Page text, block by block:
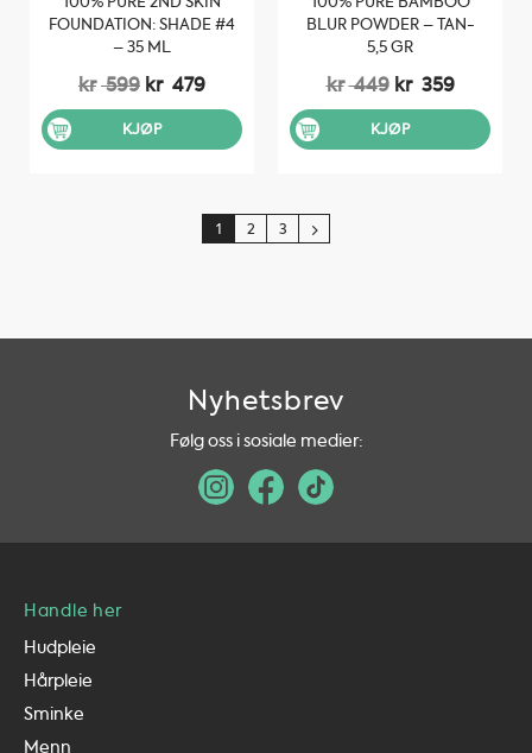
FOUNDATION: SHADE #4
– 35 ML
kr599 Opprinnelig
pris
var:
kr 599.
kr 479Nåværende
pris
kr 479.
KJØP
BLUR POWDER – TAN-
5,5 GR
kr449 Opprinnelig
pris
var:
kr 449.
kr 359
pris
kr 359.
KJØP
1 2 3
Nyhetsbrev
Følg oss i sosiale medier:
Handle her
Hudpleie
Hårpleie
Sminke
Menn